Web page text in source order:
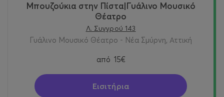
Μπουζούκια στην Πίστα|Γυάλινο Μουσικό
Θέατρο
Λ. Συγγρού 143
Γυάλινο Μουσικό Θέατρο - Νέα Σμύρνη, Αττική
από 15€
Εισιτήρια